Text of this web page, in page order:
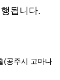
됩니다.
공주시 고마나